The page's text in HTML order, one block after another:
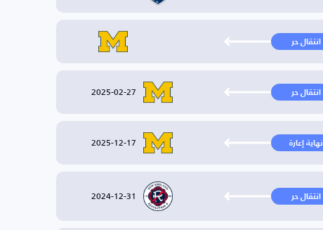
انتقال حر
انتقال حر 2025-02-27
نهاية إعارة 2025-12-17
انتقال حر 2024-12-31